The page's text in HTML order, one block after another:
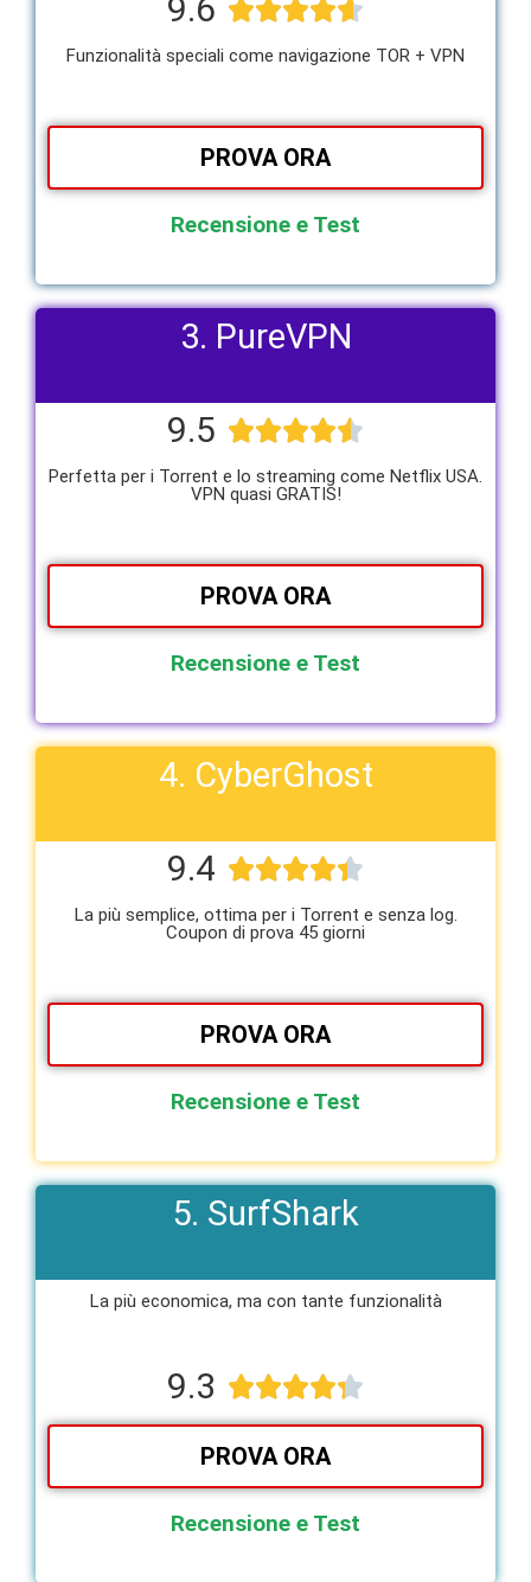
9.6 
Funzionalità speciali come navigazione TOR + VPN
PROVA ORA
Recensione e Test
3. PureVPN
9.5 
Perfetta per i Torrent e lo streaming come Netflix USA.
VPN quasi GRATIS!
PROVA ORA
Recensione e Test
4. CyberGhost
9.4 
La più semplice, ottima per i Torrent e senza log.
Coupon di prova 45 giorni
PROVA ORA
Recensione e Test
5. SurfShark
La più economica, ma con tante funzionalità​
9.3 
PROVA ORA
Recensione e Test